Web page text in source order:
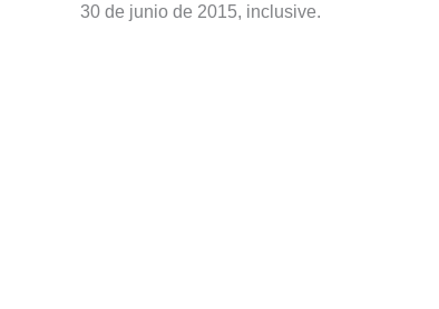
30 de junio de 2015, inclusive.